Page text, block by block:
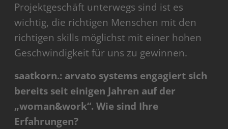
Projektgeschäft unterwegs sind ist es
wichtig, die richtigen Menschen mit den
richtigen skills möglichst mit einer hohen
Geschwindigkeit für uns zu gewinnen.
saatkorn.: arvato systems engagiert sich
bereits seit einigen Jahren auf der
„woman&work“. Wie sind Ihre
Erfahrungen?